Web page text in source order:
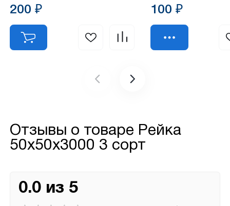
200 ₽ 100 ₽
Отзывы о товаре Рейка
50х50х3000 3 сорт
0.0 из 5